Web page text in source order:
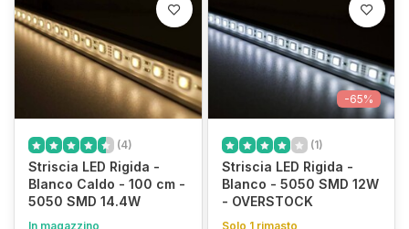
(4)
Striscia LED Rigida -
Blanco Caldo - 100 cm -
5050 SMD 14.4W
In magazzino
-65%
(1)
Striscia LED Rigida -
Blanco - 5050 SMD 12W
- OVERSTOCK
Solo 1 rimasto